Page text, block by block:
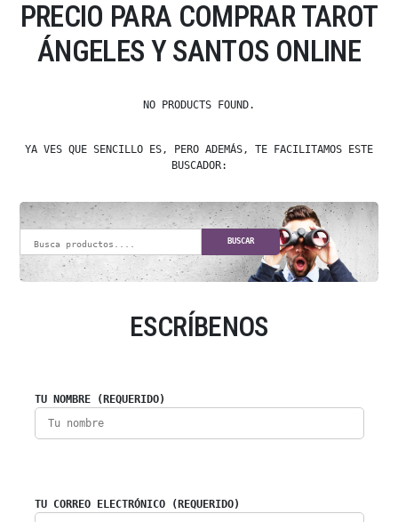
PRECIO PARA COMPRAR TAROT
ÁNGELES Y SANTOS ONLINE
NO PRODUCTS FOUND.
YA VES QUE SENCILLO ES, PERO ADEMÁS, TE FACILITAMOS ESTE
BUSCADOR:
BUSCAR
ESCRÍBENOS
TU NOMBRE (REQUERIDO)
TU CORREO ELECTRÓNICO (REQUERIDO)